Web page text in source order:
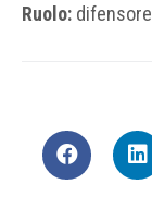
Ruolo: difensore